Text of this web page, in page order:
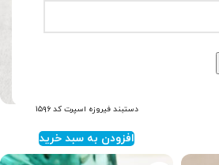
دستبند فیروزه اسپرت کد ۱۵۹۶
افزودن به سبد خرید